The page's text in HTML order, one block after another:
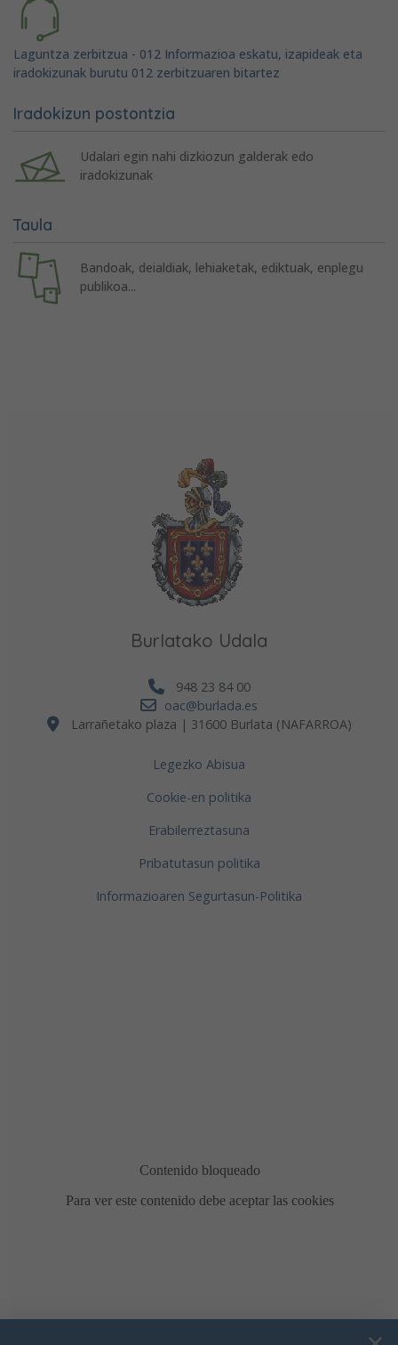
Laguntza zerbitzua - 012 Informazioa eskatu, izapideak eta
iradokizunak burutu 012 zerbitzuaren bitartez
Iradokizun postontzia
Udalari egin nahi dizkiozun galderak edo
iradokizunak
Taula
Bandoak, deialdiak, lehiaketak, ediktuak, enplegu
publikoa...
Burlatako Udala
948 23 84 00
oac@burlada.es
Larrañetako plaza | 31600 Burlata (NAFARROA)
Legezko Abisua
Cookie-en politika
Erabilerreztasuna
Pribatutasun politika
Informazioaren Segurtasun-Politika